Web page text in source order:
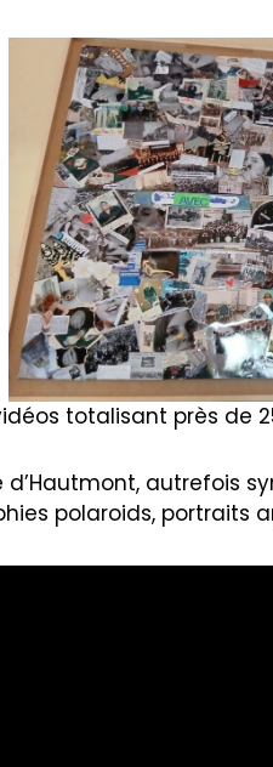
totalisant près de
d’Hautmont,
polaroids, portraits